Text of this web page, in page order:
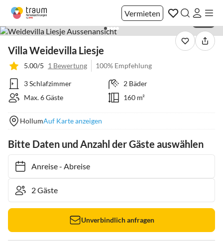
Vermieten
Villa Weidevilla Liesje
5.00/5 1 Bewertung 100% Empfehlung
3 Schlafzimmer
2 Bäder
Max. 6 Gäste
160 m²
HollumAuf Karte anzeigen
Bitte Daten und Anzahl der Gäste auswählen
Anreise- Abreise
Unverbindlich anfragen